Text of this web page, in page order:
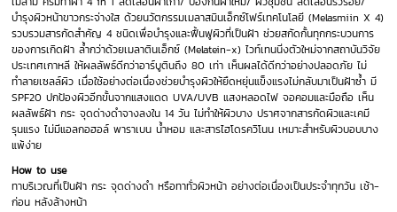
บำรุงผิวหน้าขาวกระจ่างใส ด้วยนวัตกรรมเมลาสมินเอ็กซ์โฟร์เทคโนโลยี (Melasmiin X 4)
รวบรวมสารกัดสำคัญ 4 ชนิดเพื่อบำรุงและฟื้นฟูผิวที่เป็นฝ้า ช่วยสกัดกั้นทุกกระบวนการ
ของการเกิดฝ้า ล้ำกว่าด้วยเมลาตินเอ็กซ์ (Melatein-x) ไวท์เทนนิ่งตัวใหม่จากสถาบันวิจัย
ประเทศเกาหลี ให้ผลลัพธ์ดีกว่าอาร์บูตินถึง 80 เท่า เห็นผลได้ดีกว่าอย่างปลอดภัย ไม่
ทำลายเซลล์ผิว เมื่อใช้อย่างต่อเนื่องช่วยบำรุงผิวให้ยืดหยุ่นแข็งแรงไม่กลับมาเป็นฝ้าซ้ำ มี
SPF20 ปกป้องผิวอีกขั้นจากแสงแดด UVA/UVB แสงหลอดไฟ จอคอมและมือถือ เห็น
ผลลัพธ์ฝ้า กระ จุดด่างดำจางลงใน 14 วัน ไม่ทำให้ผิวบาง ปราศจากสารกัดผิวและเคมี
รุนแรง ไม่มีแอลกอฮอล์ พาราเบน น้ำหอม และสารไฮโดรควิโนน เหมาะสำหรับผิวบอบบาง
แพ้ง่าย
How to use
ทาบริเวณที่เป็นฝ้า กระ จุดด่างดำ หรือทาทั่วผิวหน้า อย่างต่อเนื่องเป็นประจำทุกวัน เช้า-
ก่อน หลังล้างหน้า